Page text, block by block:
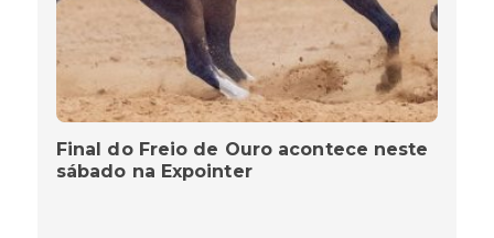
Final do Freio de Ouro acontece neste
sábado na Expointer